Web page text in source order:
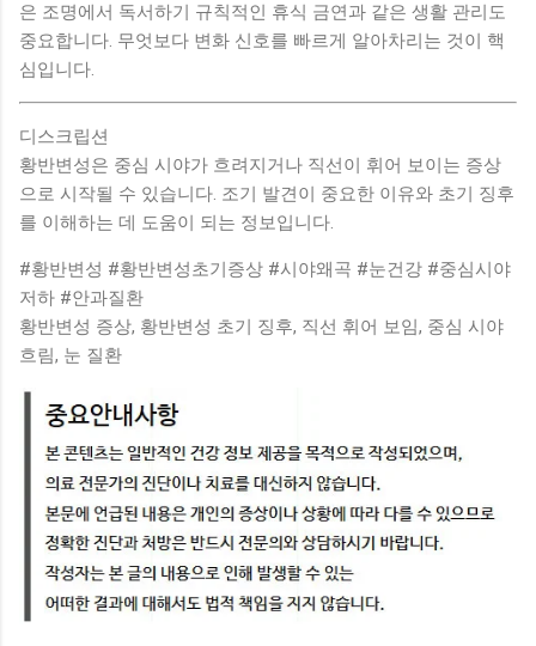
은 조명에서 독서하기 규칙적인 휴식 금연과 같은 생활 관리도
중요합니다. 무엇보다 변화 신호를 빠르게 알아차리는 것이 핵
심입니다.
디스크립션
황반변성은 중심 시야가 흐려지거나 직선이 휘어 보이는 증상
으로 시작될 수 있습니다. 조기 발견이 중요한 이유와 초기 징후
를 이해하는 데 도움이 되는 정보입니다.
#황반변성 #황반변성초기증상 #시야왜곡 #눈건강 #중심시야
저하 #안과질환
황반변성 증상, 황반변성 초기 징후, 직선 휘어 보임, 중심 시야
흐림, 눈 질환